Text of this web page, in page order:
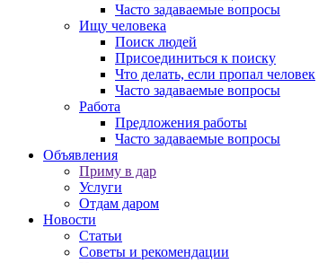
Часто задаваемые вопросы
Ищу человека
Поиск людей
Присоединиться к поиску
Что делать, если пропал человек
Часто задаваемые вопросы
Работа
Предложения работы
Часто задаваемые вопросы
Объявления
Приму в дар
Услуги
Отдам даром
Новости
Статьи
Советы и рекомендации